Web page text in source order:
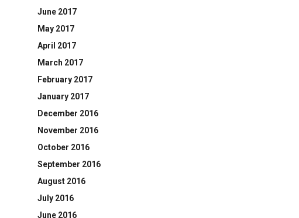
June 2017
May 2017
April 2017
March 2017
February 2017
January 2017
December 2016
November 2016
October 2016
September 2016
August 2016
July 2016
June 2016